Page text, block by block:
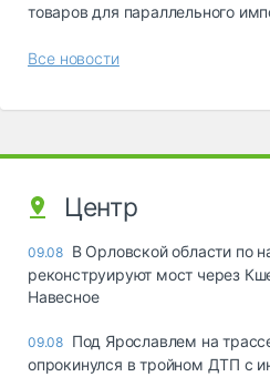
товаров для параллельного
Все новости
Центр
09.08 В Орловской области по
реконструируют мост через
Навесное
09.08 Под Ярославлем на
опрокинулся в тройном ДТП с